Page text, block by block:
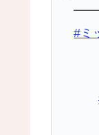
#ミ
日
7